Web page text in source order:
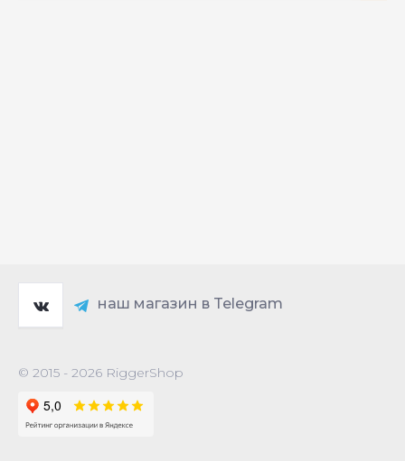
наш магазин в Telegram
© 2015 - 2026 RiggerShop